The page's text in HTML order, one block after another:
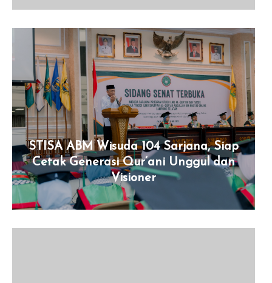
STISA ABM Wisuda 104 Sarjana, Siap
Cetak Generasi Qur’ani Unggul dan
Visioner